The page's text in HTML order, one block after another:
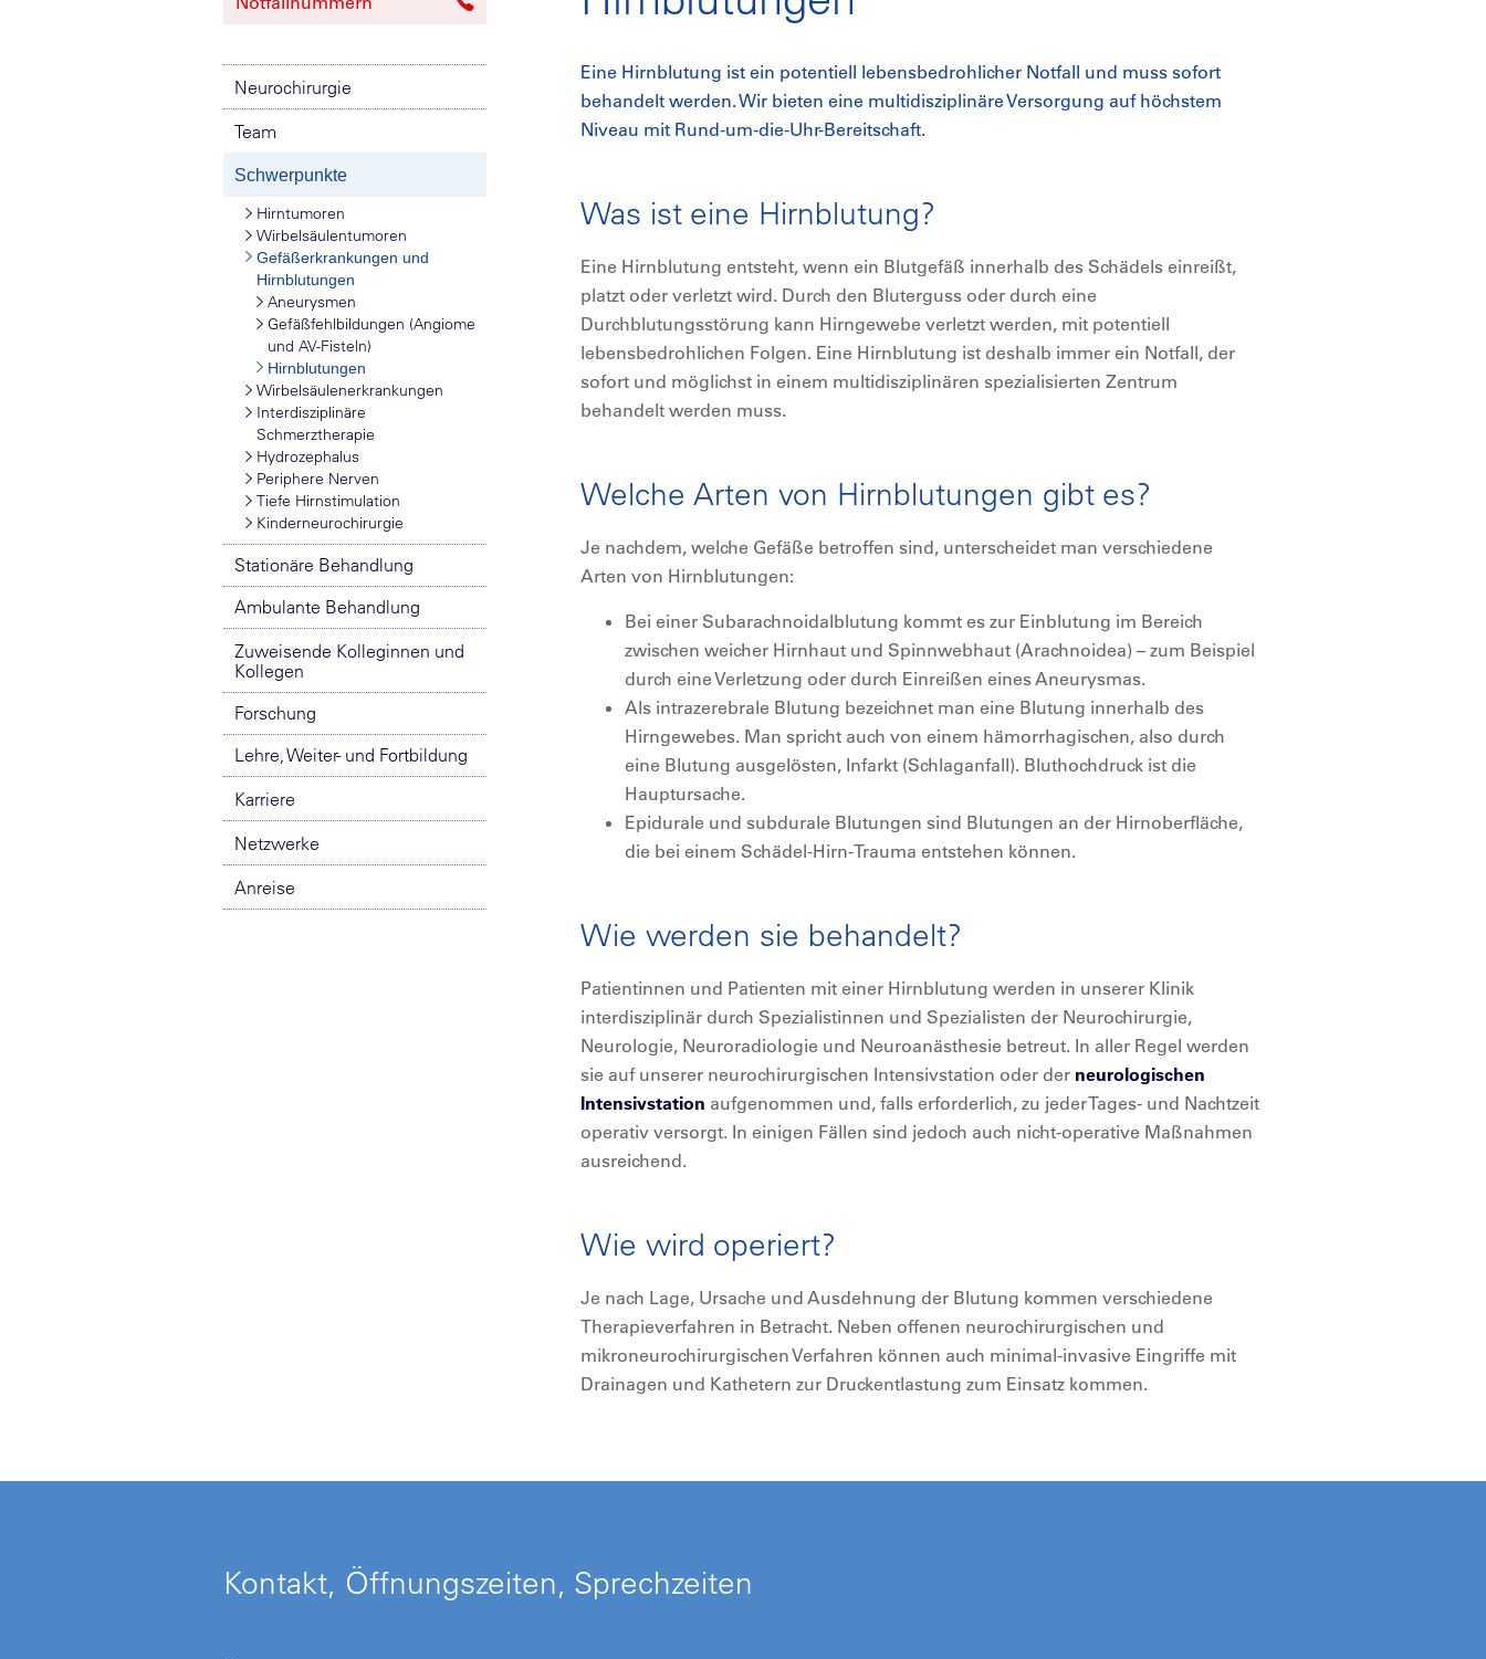
Neurochirurgie
Team
Schwerpunkte
Hirntumoren
Wirbelsäulentumoren
Gefäßerkrankungen und
Hirnblutungen
Aneurysmen
Gefäßfehlbildungen (Angiome
und AV-Fisteln)
Hirnblutungen
Wirbelsäulenerkrankungen
Interdisziplinäre
Schmerztherapie
Hydrozephalus
Periphere Nerven
Tiefe Hirnstimulation
Kinderneurochirurgie
Stationäre Behandlung
Ambulante Behandlung
Zuweisende Kolleginnen und
Kollegen
Forschung
Lehre, Weiter- und Fortbildung
Karriere
Netzwerke
Anreise
Eine Hirnblutung ist ein potentiell lebensbedrohlicher Notfall und muss sofort
behandelt werden. Wir bieten eine multidisziplinäre Versorgung auf höchstem
Niveau mit Rund-um-die-Uhr-Bereitschaft.
Was ist eine Hirnblutung?
Eine Hirnblutung entsteht, wenn ein Blutgefäß innerhalb des Schädels einreißt,
platzt oder verletzt wird. Durch den Bluterguss oder durch eine
Durchblutungsstörung kann Hirngewebe verletzt werden, mit potentiell
lebensbedrohlichen Folgen. Eine Hirnblutung ist deshalb immer ein Notfall, der
sofort und möglichst in einem multidisziplinären spezialisierten Zentrum
behandelt werden muss.
Welche Arten von Hirnblutungen gibt es?
Je nachdem, welche Gefäße betroffen sind, unterscheidet man verschiedene
Arten von Hirnblutungen:
Bei einer Subarachnoidalblutung kommt es zur Einblutung im Bereich
zwischen weicher Hirnhaut und Spinnwebhaut (Arachnoidea) – zum Beispiel
durch eine Verletzung oder durch Einreißen eines Aneurysmas.
Als intrazerebrale Blutung bezeichnet man eine Blutung innerhalb des
Hirngewebes. Man spricht auch von einem hämorrhagischen, also durch
eine Blutung ausgelösten, Infarkt (Schlaganfall). Bluthochdruck ist die
Hauptursache.
Epidurale und subdurale Blutungen sind Blutungen an der Hirnoberfläche,
die bei einem Schädel-Hirn-Trauma entstehen können.
Wie werden sie behandelt?
Patientinnen und Patienten mit einer Hirnblutung werden in unserer Klinik
interdisziplinär durch Spezialistinnen und Spezialisten der Neurochirurgie,
Neurologie, Neuroradiologie und Neuroanästhesie betreut. In aller Regel werden
sie auf unserer neurochirurgischen Intensivstation oder der neurologischen
Intensivstation aufgenommen und, falls erforderlich, zu jeder Tages- und Nachtzeit
operativ versorgt. In einigen Fällen sind jedoch auch nicht-operative Maßnahmen
ausreichend.
Wie wird operiert?
Je nach Lage, Ursache und Ausdehnung der Blutung kommen verschiedene
Therapieverfahren in Betracht. Neben offenen neurochirurgischen und
mikroneurochirurgischen Verfahren können auch minimal-invasive Eingriffe mit
Drainagen und Kathetern zur Druckentlastung zum Einsatz kommen.
Kontakt, Öffnungszeiten, Sprechzeiten